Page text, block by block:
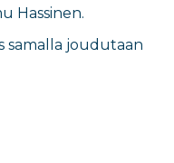
Hassinen.
samalla joudutaan